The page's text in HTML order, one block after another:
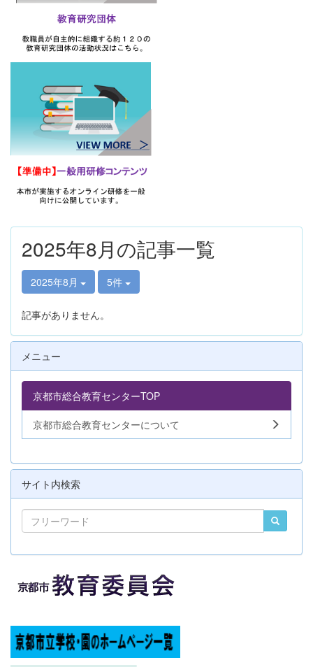
2025年8月の記事一覧
2025年8月 5件
記事がありません。
メニュー
京都市総合教育センターTOP
京都市総合教育センターについて
サイト内検索